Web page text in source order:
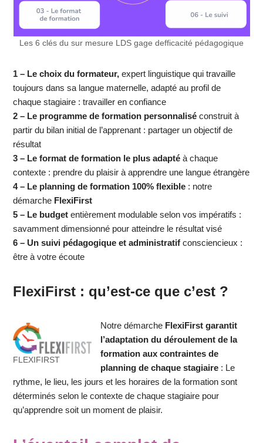
Les 6 clés du sur mesure LDS gage defficacité pédagogique
1 – Le choix du formateur, expert linguistique qui travaille
toujours dans sa langue maternelle, adapté au profil de
chaque stagiaire : travailler en confiance
2 – Le programme de formation personnaliséconstruit à
partir du bilan initial de l’apprenant : partager un objectif de
résultat
3 – Le format de formation le plus adaptéà chaque
contexte : prendre du plaisir à apprendre une langue étrangère
4 – Le planning de formation 100% flexible : notre
démarche FlexiFirst
5 – Le budgetentièrement modulable selon vos impératifs :
savamment dimensionné pour atteindre le résultat visé
6 – Un suivi pédagogique et administratifconsciencieux :
être à votre écoute
FlexiFirst : qu’est-ce que c’est ?
FLEXIFIRST
Notre démarche FlexiFirst garantit
l’adaptation du déroulement de la
formation aux contraintes de
planning de chaque stagiaire : Le
rythme, le lieu, les jours et les horaires de la formation sont
déterminés selon le contexte de chaque stagiaire pour
qu’apprendre soit un moment de plaisir.